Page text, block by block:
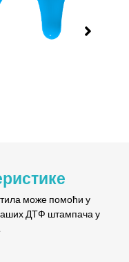
може помоћи у
ДТФ штампача у